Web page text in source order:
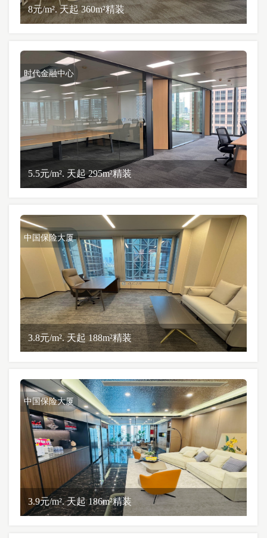
8元/m². 天起 360m²精装
时代金融中心
5.5元/m². 天起 295m²精装
中国保险大厦
3.8元/m². 天起 188m²精装
中国保险大厦
3.9元/m². 天起 186m²精装